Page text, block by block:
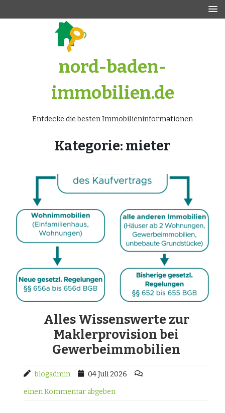
nord-baden-
immobilien.de
Entdecke die besten Immobilieninformationen
Kategorie: mieter
Alles Wissenswerte zur
Maklerprovision bei
Gewerbeimmobilien
blogadmin 04 Juli 2026
einen Kommentar abgeben